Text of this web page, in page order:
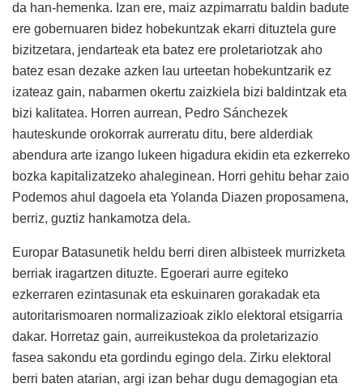
da han-hemenka. Izan ere, maiz azpimarratu baldin badute
ere gobernuaren bidez hobekuntzak ekarri dituztela gure
bizitzetara, jendarteak eta batez ere proletariotzak aho
batez esan dezake azken lau urteetan hobekuntzarik ez
izateaz gain, nabarmen okertu zaizkiela bizi baldintzak eta
bizi kalitatea. Horren aurrean, Pedro Sánchezek
hauteskunde orokorrak aurreratu ditu, bere alderdiak
abendura arte izango lukeen higadura ekidin eta ezkerreko
bozka kapitalizatzeko ahaleginean. Horri gehitu behar zaio
Podemos ahul dagoela eta Yolanda Diazen proposamena,
berriz, guztiz hankamotza dela.
Europar Batasunetik heldu berri diren albisteek murrizketa
berriak iragartzen dituzte. Egoerari aurre egiteko
ezkerraren ezintasunak eta eskuinaren gorakadak eta
autoritarismoaren normalizazioak ziklo elektoral etsigarria
dakar. Horretaz gain, aurreikustekoa da proletarizazio
fasea sakondu eta gordindu egingo dela. Zirku elektoral
berri baten atarian, argi izan behar dugu demagogian eta